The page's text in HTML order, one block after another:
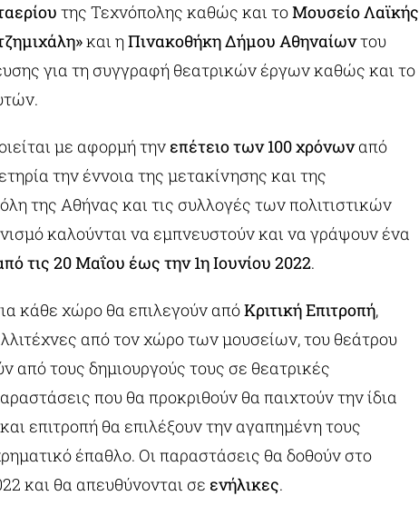
της Τεχνόπολης καθώς και τοΜουσείο Λαϊκής
και ηΠινακοθήκη Δήμου Αθηναίωντου
για τη συγγραφή θεατρικών έργων καθώς και το
με αφορμή την επέτειο των 100 χρόνωναπό
την έννοια της μετακίνησης και της
της Αθήνας και τις συλλογές των πολιτιστικών
καλούνται να εμπνευστούν και να γράψουν ένα
τις 20 Μαΐου έως την 1η Ιουνίου 2022.
κάθε χώρο θα επιλεγούν απόΚριτική Επιτροπή,
από τον χώρο των μουσείων, του θεάτρου
από τους δημιουργούς τους σε θεατρικές
που θα προκριθούν θα παιχτούν την ίδια
επιτροπή θα επιλέξουν την αγαπημένη τους
έπαθλο. Οι παραστάσεις θα δοθούν στο
και θα απευθύνονται σε ενήλικες.